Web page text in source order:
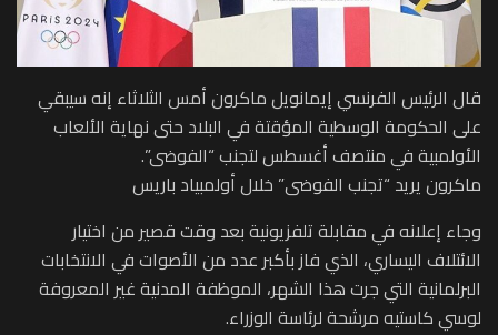
قال الرئيس الفرنسي إيمانويل ماكرون أمس الثلاثاء إنه سيبقي
على الحكومة الوسطية المؤقتة في البلاد حتى نهاية الألعاب
الأولمبية في منتصف أغسطس لتجنب “الفوضى”.
ماكرون يريد “تجنب الفوضى” خلال أولمبياد باريس
وجاء إعلانه في مقابلة تلفزيونية بعد وقت قصير من اختيار
الائتلاف اليساري، الذي فاز بأكبر عدد من الأصوات في الانتخابات
البرلمانية التي جرت هذا الشهر، الموظفة المدنية غير المعروفة
لوسي كاستيه مرشحة لرئاسة الوزراء.